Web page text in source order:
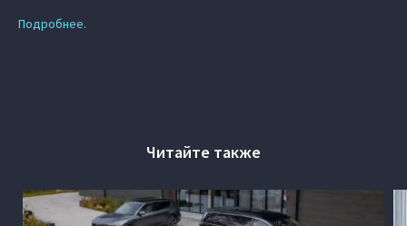
Подробнее.
Читайте также